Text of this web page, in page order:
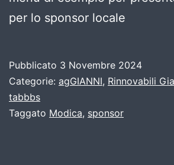
per lo sponsor locale
Pubblicato 3 Novembre 2024
Categorie: agGIANNI, Rinnovabili
tabbbs
Taggato Modica, sponsor